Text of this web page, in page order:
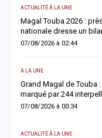
ACTUALITÉ À LA UNE
Magal Touba 2026 :
nationale dresse un
07/08/2026 à 02:44
A LA UNE
Grand Magal de Touba
marqué par 244
07/08/2026 à 00:34
ACTUALITÉ À LA UNE